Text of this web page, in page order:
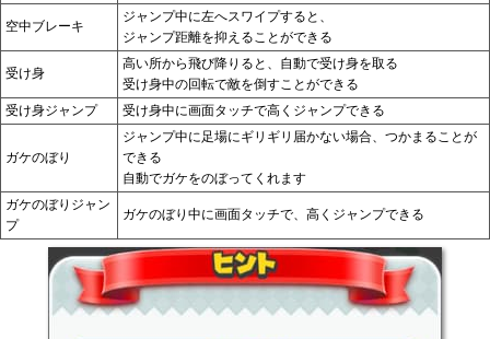
空中ブレーキ
ジャンプ中に左へスワイプすると、
ジャンプ距離を抑えることができる
受け身
高い所から飛び降りると、自動で受け身を取る
受け身中の回転で敵を倒すことができる
受け身ジャンプ
受け身中に画面タッチで高くジャンプできる
ガケのぼり
ジャンプ中に足場にギリギリ届かない場合、つかまることが
できる
自動でガケをのぼってくれます
ガケのぼりジャン
プ
ガケのぼり中に画面タッチで、高くジャンプできる